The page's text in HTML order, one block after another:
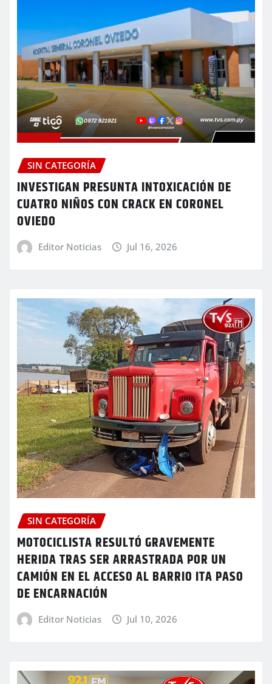
SIN CATEGORÍA
INVESTIGAN PRESUNTA INTOXICACIÓN DE
CUATRO NIÑOS CON CRACK EN CORONEL
OVIEDO
Editor Noticias Jul 16, 2026
SIN CATEGORÍA
MOTOCICLISTA RESULTÓ GRAVEMENTE
HERIDA TRAS SER ARRASTRADA POR UN
CAMIÓN EN EL ACCESO AL BARRIO ITA PASO
DE ENCARNACIÓN
Editor Noticias Jul 10, 2026